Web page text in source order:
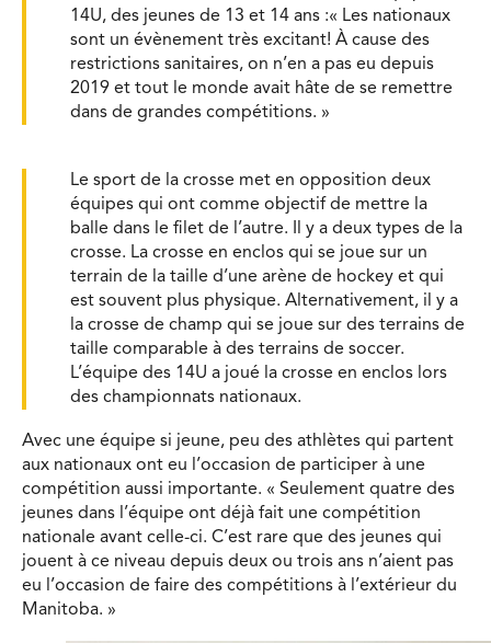
14U, des jeunes de 13 et 14 ans :« Les nationaux
sont un évènement très excitant! À cause des
restrictions sanitaires, on n’en a pas eu depuis
2019 et tout le monde avait hâte de se remettre
dans de grandes compétitions. »
Le sport de la crosse met en opposition deux
équipes qui ont comme objectif de mettre la
balle dans le filet de l’autre. Il y a deux types de la
crosse. La crosse en enclos qui se joue sur un
terrain de la taille d’une arène de hockey et qui
est souvent plus physique. Alternativement, il y a
la crosse de champ qui se joue sur des terrains de
taille comparable à des terrains de soccer.
L’équipe des 14U a joué la crosse en enclos lors
des championnats nationaux.
Avec une équipe si jeune, peu des athlètes qui partent
aux nationaux ont eu l’occasion de participer à une
compétition aussi importante. « Seulement quatre des
jeunes dans l’équipe ont déjà fait une compétition
nationale avant celle-ci. C’est rare que des jeunes qui
jouent à ce niveau depuis deux ou trois ans n’aient pas
eu l’occasion de faire des compétitions à l’extérieur du
Manitoba. »